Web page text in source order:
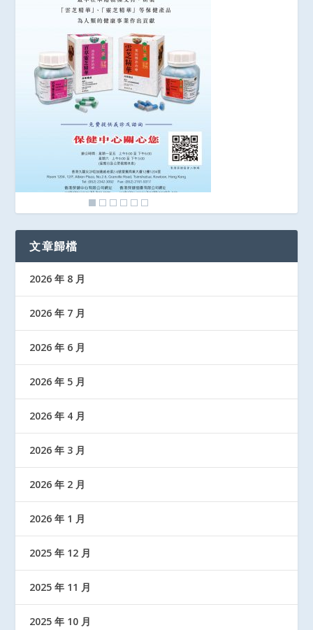
文章歸檔
2026 年 8 月
2026 年 7 月
2026 年 6 月
2026 年 5 月
2026 年 4 月
2026 年 3 月
2026 年 2 月
2026 年 1 月
2025 年 12 月
2025 年 11 月
2025 年 10 月